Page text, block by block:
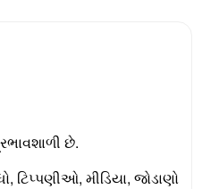
છે.
ટિપ્પણીઓ, મીડિયા, જોડાણો